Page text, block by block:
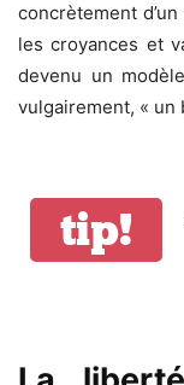
concrètement
les croyances et
devenu un
vulgairement, « un
tip!